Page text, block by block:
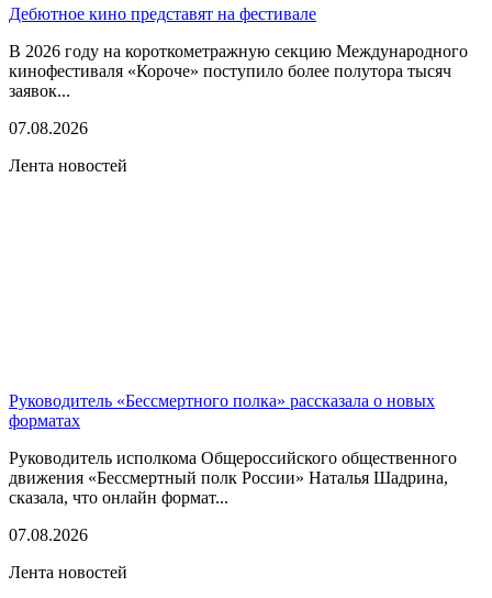
Дебютное кино представят на фестивале
В 2026 году на короткометражную секцию Международного
кинофестиваля «Короче» поступило более полутора тысяч
заявок...
07.08.2026
Лента новостей
Руководитель «Бессмертного полка» рассказала о новых
форматах
Руководитель исполкома Общероссийского общественного
движения «Бессмертный полк России» Наталья Шадрина,
сказала, что онлайн формат...
07.08.2026
Лента новостей